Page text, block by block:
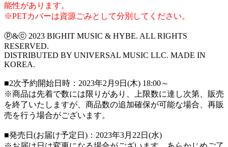
能性があります。
※PETカバーは資源ごみとして分別してください。
ⓟ&ⓒ 2023 BIGHIT MUSIC & HYBE. ALL RIGHTS
RESERVED.
DISTRIBUTED BY UNIVERSAL MUSIC LLC. MADE IN
KOREA.
■2次予約開始日時：2023年2月9日(木) 18:00～
※商品は先着で数には限りがあり、上限数に達し次第、販売
を終了いたしますが、商品数の追加確保が可能な場合、再販
売を行う場合がございます。
■発売日(お届け予定日)：2023年3月22日(水)